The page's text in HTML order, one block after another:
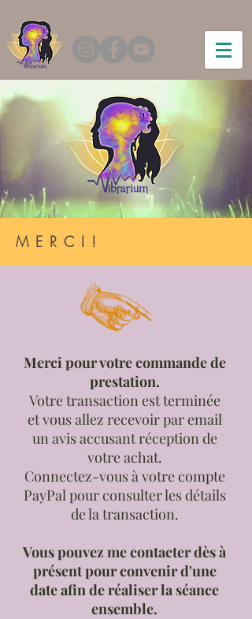
MERCI!
Merci pour votre commande de
prestation.
Votre transaction est terminée
et vous allez recevoir par email
un avis accusant réception de
votre achat.
Connectez-vous à votre compte
PayPal pour consulter les détails
de la transaction.
Vous pouvez me contacter dès à
présent pour convenir d'une
date afin de réaliser la séance
ensemble.